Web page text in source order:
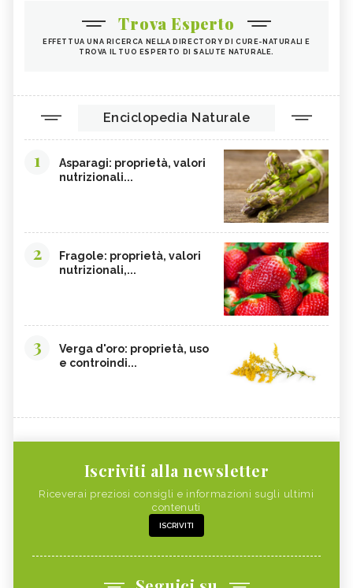
Trova Esperto
EFFETTUA UNA RICERCA NELLA DIRECTORY DI CURE-NATURALI E
TROVA IL TUO ESPERTO DI SALUTE NATURALE.
Enciclopedia Naturale
1
Asparagi: proprietà, valori
nutrizionali...
2
Fragole: proprietà, valori
nutrizionali,...
3
Verga d'oro: proprietà, uso
e controindi...
Iscriviti alla newsletter
Riceverai preziosi consigli e informazioni sugli ultimi
contenuti
ISCRIVITI